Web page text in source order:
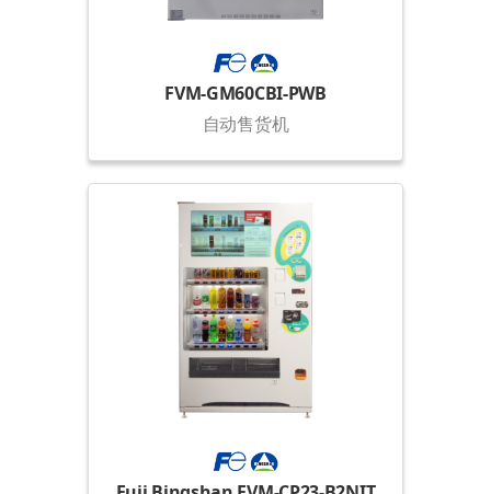
FVM-GM60CBI-PWB
自动售货机